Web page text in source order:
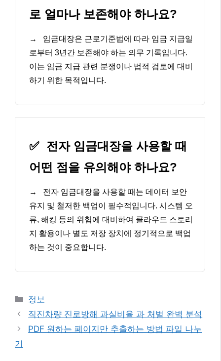
로 얼마나 보존해야 하나요?
→
임금대장은 근로기준법에 따라 임금 지급일
로부터 3년간 보존해야 하는 의무 기록입니다.
이는 임금 지급 관련 분쟁이나 법적 검토에 대비
하기 위한 목적입니다.
✅ 전자 임금대장을 사용할 때
어떤 점을 유의해야 하나요?
→
전자 임금대장을 사용할 때는 데이터 보안
유지 및 철저한 백업이 필수적입니다. 시스템 오
류, 해킹 등의 위험에 대비하여 클라우드 스토리
지 활용이나 별도 저장 장치에 정기적으로 백업
하는 것이 중요합니다.
카
테
리
정보
직진차량 진로방해 과실비율 과 처벌 완벽 분석
PDF 원하는 페이지만 추출하는 방법 파일 나누
기